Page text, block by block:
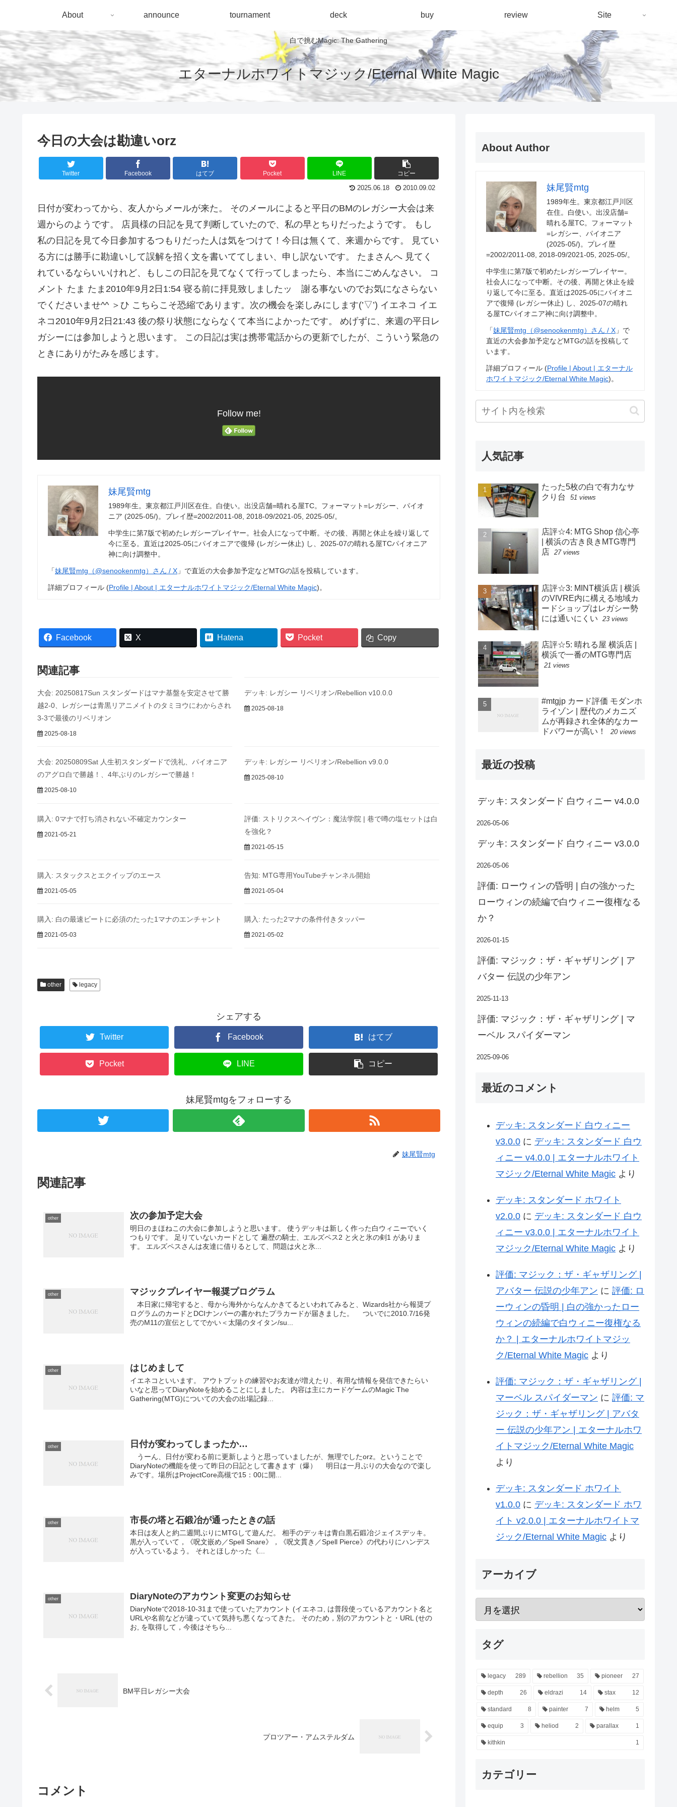
白で挑むMagic: The Gathering
エターナルホワイトマジック/Eternal White Magic
About announce tournament deck buy review Site
今日の大会は勘違いorz
Twitter Facebook はてブ Pocket LINE コピー
2025.06.18 2010.09.02
日付が変わってから、友人からメールが来た。 そのメールによると平日のBMのレガシー大会は来
週からのようです。 店員様の日記を見て判断していたので、私の早とちりだったようです。 もし
私の日記を見て今日参加するつもりだった人は気をつけて！今日は無くて、来週からです。 見てい
る方には勝手に勘違いして誤解を招く文を書いててしまい、申し訳ないです。 たまさんへ 見てく
れているならいいけれど、もしこの日記を見てなくて行ってしまったら、本当にごめんなさい。 コ
メント たま たま2010年9月2日1:54 寝る前に拝見致しましたッ 謝る事ないのでお気になさらない
でくださいませ^^ ＞ひ こちらこそ恐縮であります。次の機会を楽しみにします(’▽’) イエネコ イエ
ネコ2010年9月2日21:43 後の祭り状態にならなくて本当によかったです。 めげずに、来週の平日レ
ガシーには参加しようと思います。 この日記は実は携帯電話からの更新でしたが、こういう緊急の
ときにありがたみを感じます。
Follow me!
妹尾賢mtg
1989年生。東京都江戸川区在住。白使い。出没店舗=晴れる屋TC。フォーマット=レガシー、パイオ
ニア (2025-05/)。プレイ歴=2002/2011-08, 2018-09/2021-05, 2025-05/。
中学生に第7版で初めたレガシープレイヤー。社会人になって中断。その後、再開と休止を繰り返して
今に至る。直近は2025-05にパイオニアで復帰 (レガシー休止) し、2025-07の晴れる屋TCパイオニア
神に向け調整中。
「妹尾賢mtg（@senookenmtg）さん / X 」で直近の大会参加予定などMTGの話を投稿しています。
詳細プロフィール (Profile | About | エターナルホワイトマジック/Eternal White Magic)。
Facebook X Hatena Pocket Copy
関連記事
大会: 20250817Sun スタンダードはマナ基盤を安定させて勝
越2-0、レガシーは青黒リアニメイトのタミヨウにわからされ
3-3で最後のリベリオン
2025-08-18
デッキ: レガシー リベリオン/Rebellion v10.0.0
2025-08-18
大会: 20250809Sat 人生初スタンダードで洗礼、パイオニア
のアグロ白で勝越！、4年ぶりのレガシーで勝越！
2025-08-10
デッキ: レガシー リベリオン/Rebellion v9.0.0
2025-08-10
購入: 0マナで打ち消されない不確定カウンター
2021-05-21
評価: ストリクスヘイヴン：魔法学院 | 巷で噂の塩セットは白
を強化？
2021-05-15
購入: スタックスとエクイップのエース
2021-05-05
告知: MTG専用YouTubeチャンネル開始
2021-05-04
購入: 白の最速ビートに必須のたった1マナのエンチャント
2021-05-03
購入: たった2マナの条件付きタッパー
2021-05-02
other legacy
シェアする
Twitter Facebook はてブ
Pocket LINE コピー
妹尾賢mtgをフォローする
妹尾賢mtg
関連記事
other 次の参加予定大会
明日のまほねこの大会に参加しようと思います。 使うデッキは新しく作った白ウィニーでいく
つもりです。 足りていないカードとして 遍歴の騎士、エルズペス2 と火と氷の剣1 がありま
す。 エルズペスさんは友達に借りるとして、問題は火と氷...
other マジックプレイヤー報奨プログラム
本日家に帰宅すると、母から海外からなんかきてるといわれてみると、Wizards社から報奨プ
ログラムのカードとDCIナンバーの書かれたプラカードが届きました。 ついでに2010.7/16発
売のM11の宣伝としてでかい＜太陽のタイタン/su...
other はじめまして
イエネコといいます。 アウトプットの練習やお友達が増えたり、有用な情報を発信できたらい
いなと思ってDiaryNoteを始めることにしました。 内容は主にカードゲームのMagic The
Gathering(MTG)についての大会の出場記録...
other 日付が変わってしまったか…
うーん、日付が変わる前に更新しようと思っていましたが、無理でしたorz。ということで
DiaryNoteの機能を使って昨日の日記として書きます（爆） 明日は一月ぶりの大会なので楽し
みです。場所はProjectCore高槻で15：00に開...
other 市長の塔と石鍛冶が通ったときの話
本日は友人と約二週間ぶりにMTGして遊んだ。 相手のデッキは青白黒石鍛冶ジェイスデッキ。
黒が入っていて，《呪文嵌め／Spell Snare》，《呪文貫き／Spell Pierce》の代わりにハンデス
が入っているよう。 それとほしかった《...
other DiaryNoteのアカウント変更のお知らせ
DiaryNoteで2018-10-31まで使っていたアカウント (イエネコ, は普段使っているアカウント名と
URLや名前などが違っていて気持ち悪くなってきた。 そのため，別のアカウントと・URL (せの
お, を取得して，今後はそちら...
BM平日レガシー大会
プロツアー・アムステルダム
コメント
About Author
妹尾賢mtg
1989年生。東京都江戸川区
在住。白使い。出没店舗=
晴れる屋TC。フォーマット
=レガシー、パイオニア
(2025-05/)。プレイ歴
=2002/2011-08, 2018-09/2021-05, 2025-05/。
中学生に第7版で初めたレガシープレイヤー。
社会人になって中断。その後、再開と休止を繰
り返して今に至る。直近は2025-05にパイオニ
アで復帰 (レガシー休止) し、2025-07の晴れ
る屋TCパイオニア神に向け調整中。
「妹尾賢mtg（@senookenmtg）さん / X 」で
直近の大会参加予定などMTGの話を投稿して
います。
詳細プロフィール (Profile | About | エターナル
ホワイトマジック/Eternal White Magic)。
人気記事
たった5枚の白で有力なサ
クり台
51 views
店評☆4: MTG Shop 信心亭
| 横浜の古き良きMTG専門
店 27 views
店評☆3: MINT横浜店 | 横浜
のVIVRE内に構える地域カ
ードショップはレガシー勢
には通いにくい
23 views
店評☆5: 晴れる屋 横浜店 |
横浜で一番のMTG専門店
21 views
#mtgjp カード評価 モダンホ
ライゾン | 歴代のメカニズ
ムが再録され全体的なカー
ドパワーが高い！
20 views
最近の投稿
デッキ: スタンダード 白ウィニー v4.0.0
2026-05-06
デッキ: スタンダード 白ウィニー v3.0.0
2026-05-06
評価: ローウィンの昏明 | 白の強かった
ローウィンの続編で白ウィニー復権なる
か？
2026-01-15
評価: マジック：ザ・ギャザリング | ア
バター 伝説の少年アン
2025-11-13
評価: マジック：ザ・ギャザリング | マ
ーベル スパイダーマン
2025-09-06
最近のコメント
デッキ: スタンダード 白ウィニー
v3.0.0 に デッキ: スタンダード 白ウ
ィニー v4.0.0 | エターナルホワイト
マジック/Eternal White Magic より
デッキ: スタンダード ホワイト
v2.0.0 に デッキ: スタンダード 白ウ
ィニー v3.0.0 | エターナルホワイト
マジック/Eternal White Magic より
評価: マジック：ザ・ギャザリング |
アバター 伝説の少年アン に 評価: ロ
ーウィンの昏明 | 白の強かったロー
ウィンの続編で白ウィニー復権なる
か？ | エターナルホワイトマジッ
ク/Eternal White Magic より
評価: マジック：ザ・ギャザリング |
マーベル スパイダーマン に 評価: マ
ジック：ザ・ギャザリング | アバタ
ー 伝説の少年アン | エターナルホワ
イトマジック/Eternal White Magic
より
デッキ: スタンダード ホワイト
v1.0.0 に デッキ: スタンダード ホワ
イト v2.0.0 | エターナルホワイトマ
ジック/Eternal White Magic より
アーカイブ
タグ
legacy 289 rebellion 35 pioneer 27
depth 26 eldrazi 14 stax 12
standard 8 painter 7 helm 5
equip 3 heliod 2 parallax 1
kithkin 1
カテゴリー